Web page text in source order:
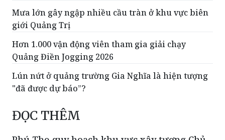
Mưa lớn gây ngập nhiều cầu tràn ở khu vực biên
giới Quảng Trị
Hơn 1.000 vận động viên tham gia giải chạy
Quảng Điền Jogging 2026
Lún nứt ở quảng trường Gia Nghĩa là hiện tượng
"đã được dự báo”?
ĐỌC THÊM